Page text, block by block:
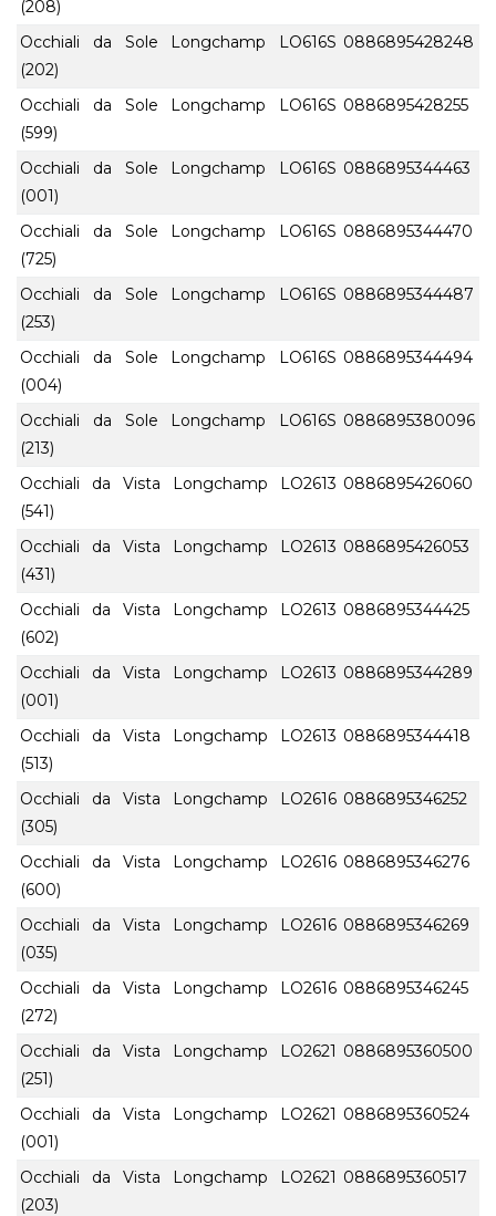
(208)
Occhiali da Sole Longchamp LO616S
(202)
0886895428248
Occhiali da Sole Longchamp LO616S
(599)
0886895428255
Occhiali da Sole Longchamp LO616S
(001)
0886895344463
Occhiali da Sole Longchamp LO616S
(725)
0886895344470
Occhiali da Sole Longchamp LO616S
(253)
0886895344487
Occhiali da Sole Longchamp LO616S
(004)
0886895344494
Occhiali da Sole Longchamp LO616S
(213)
0886895380096
Occhiali da Vista Longchamp LO2613
(541)
0886895426060
Occhiali da Vista Longchamp LO2613
(431)
0886895426053
Occhiali da Vista Longchamp LO2613
(602)
0886895344425
Occhiali da Vista Longchamp LO2613
(001)
0886895344289
Occhiali da Vista Longchamp LO2613
(513)
0886895344418
Occhiali da Vista Longchamp LO2616
(305)
0886895346252
Occhiali da Vista Longchamp LO2616
(600)
0886895346276
Occhiali da Vista Longchamp LO2616
(035)
0886895346269
Occhiali da Vista Longchamp LO2616
(272)
0886895346245
Occhiali da Vista Longchamp LO2621
(251)
0886895360500
Occhiali da Vista Longchamp LO2621
(001)
0886895360524
Occhiali da Vista Longchamp LO2621
(203)
0886895360517